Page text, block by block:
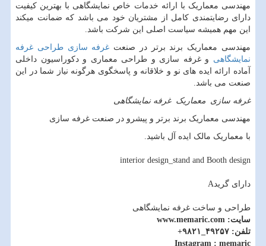
مهندسی معماریک با ارائه خدمات خاص نمایشگاهی با بهترین کیفیت
دارای رضایتمندی کامل از مشتریان خود می باشد که ضمانت میکند
این مهم همیشه سیاست اصلی این شرکت باشد.
مهندسی معماریک برند برتر در صنعت غرفه سازی طراحی غرفه
نمایشگاهی و غرفه سازی و طراحی معماری و دکوراسیون داخلی
آماده ارائه ایده های نو و خلاقانه و پاسخگوی هرگونه نیاز شما در این
صنعت می باشد.
غرفه سازی معماریک غرفه نمایشگاهی
مهندسی معماریک برند برتر و پیشرو در صنعت غرفه سازی
با معماریک مالک ایده آل باشید.
interior design_stand and Booth design
دارای گریدA
طراحی و ساخت غرفه نمایشگاهی
سایت: www.memaric.com
تلفن: ۴۹۲۵۷_۹۸۲۱+
Instagram : memaric